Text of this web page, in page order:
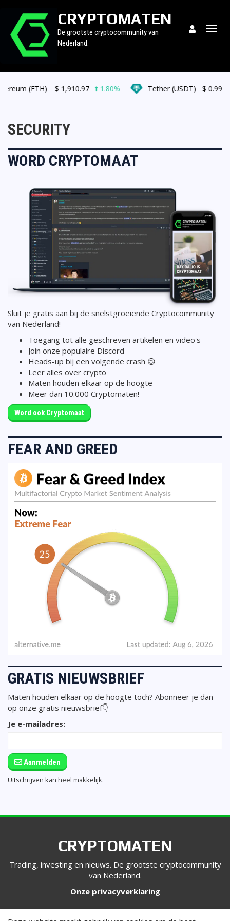
CRYPTOMATEN
De grootste cryptocommunity van
Nederland.
(ETH) $ 1,910.97 1.80% Tether (USDT) $ 0.999119
SECURITY
WORD CRYPTOMAAT
Sluit je gratis aan bij de snelstgroeiende Cryptocommunity
van Nederland!
Toegang tot alle geschreven artikelen en video's
Join onze populaire Discord
Heads-up bij een volgende crash 😉
Leer alles over crypto
Maten houden elkaar op de hoogte
Meer dan 10.000 Cryptomaten!
Word ook Cryptomaat
FEAR AND GREED
GRATIS NIEUWSBRIEF
Maten houden elkaar op de hoogte toch? Abonneer je dan
op onze gratis nieuwsbrief👇
Je e-mailadres:
Aanmelden
Uitschrijven kan heel makkelijk.
CRYPTOMATEN
Trading, investing en nieuws. De grootste cryptocommunity
van Nederland.
Onze privacyverklaring
VOLG ONS